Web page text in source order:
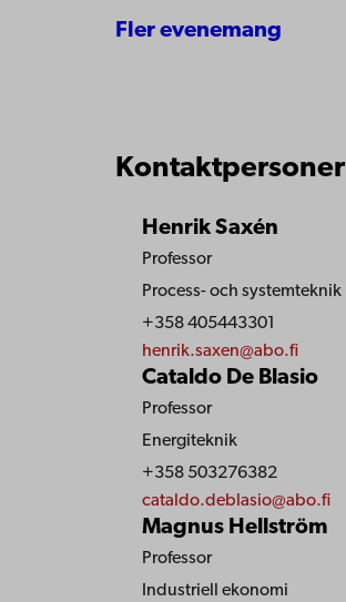
Fler evenemang
Kontaktpersoner
Henrik Saxén
Professor
Process- och systemteknik
+358 405443301
henrik.saxen@abo.fi
Cataldo De Blasio
Professor
Energiteknik
+358 503276382
cataldo.deblasio@abo.fi
Magnus Hellström
Professor
Industriell ekonomi